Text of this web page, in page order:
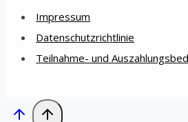
Impressum
Datenschutzrichtlinie
Teilnahme- und